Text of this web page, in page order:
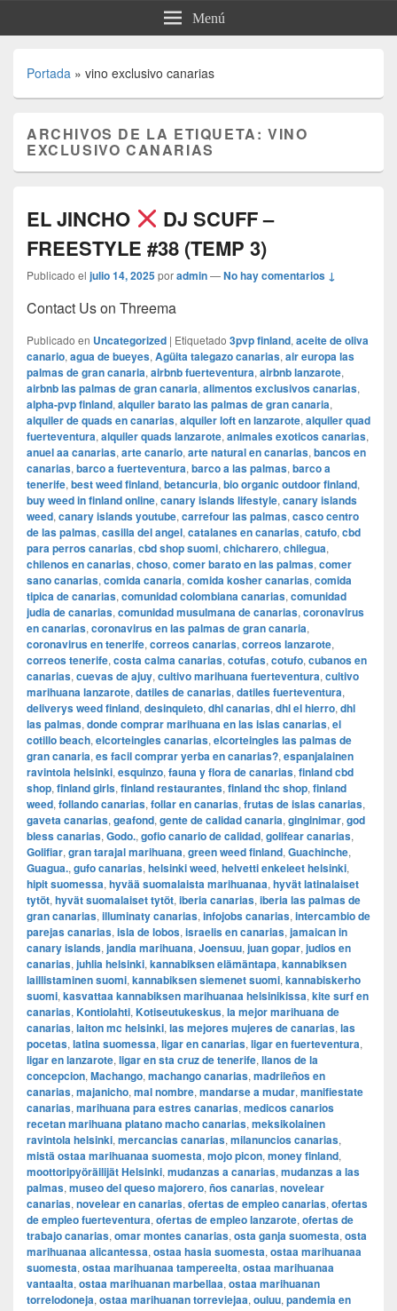
Menú
Portada » vino exclusivo canarias
ARCHIVOS DE LA ETIQUETA:VINO
EXCLUSIVO CANARIAS
EL JINCHO
DJ SCUFF –
FREESTYLE #38 (TEMP 3)
Publicado el julio 14, 2025poradmin—No hay comentarios ↓
Contact Us on Threema
Publicado en Uncategorized | Etiquetado 3pvp finland, aceite de oliva
canario, agua de bueyes, Agüita talegazo canarias, air europa las
palmas de gran canaria, airbnb fuerteventura, airbnb lanzarote,
airbnb las palmas de gran canaria, alimentos exclusivos canarias,
alpha-pvp finland, alquiler barato las palmas de gran canaria,
alquiler de quads en canarias, alquiler loft en lanzarote, alquiler quad
fuerteventura, alquiler quads lanzarote, animales exoticos canarias,
anuel aa canarias, arte canario, arte natural en canarias, bancos en
canarias, barco a fuerteventura, barco a las palmas, barco a
tenerife, best weed finland, betancuria, bio organic outdoor finland,
buy weed in finland online, canary islands lifestyle, canary islands
weed, canary islands youtube, carrefour las palmas, casco centro
de las palmas, casilla del angel, catalanes en canarias, catufo, cbd
para perros canarias, cbd shop suomi, chicharero, chilegua,
chilenos en canarias, choso, comer barato en las palmas, comer
sano canarias, comida canaria, comida kosher canarias, comida
tipica de canarias, comunidad colombiana canarias, comunidad
judia de canarias, comunidad musulmana de canarias, coronavirus
en canarias, coronavirus en las palmas de gran canaria,
coronavirus en tenerife, correos canarias, correos lanzarote,
correos tenerife, costa calma canarias, cotufas, cotufo, cubanos en
canarias, cuevas de ajuy, cultivo marihuana fuerteventura, cultivo
marihuana lanzarote, datiles de canarias, datiles fuerteventura,
deliverys weed finland, desinquieto, dhl canarias, dhl el hierro, dhl
las palmas, donde comprar marihuana en las islas canarias, el
cotillo beach, elcorteingles canarias, elcorteingles las palmas de
gran canaria, es facil comprar yerba en canarias?, espanjalainen
ravintola helsinki, esquinzo, fauna y flora de canarias, finland cbd
shop, finland girls, finland restaurantes, finland thc shop, finland
weed, follando canarias, follar en canarias, frutas de islas canarias,
gaveta canarias, geafond, gente de calidad canaria, ginginimar, god
bless canarias, Godo., gofio canario de calidad, golifear canarias,
Golifiar, gran tarajal marihuana, green weed finland, Guachinche,
Guagua., gufo canarias, helsinki weed, helvetti enkeleet helsinki,
hipit suomessa, hyvää suomalaista marihuanaa, hyvät latinalaiset
tytöt, hyvät suomalaiset tytöt, iberia canarias, iberia las palmas de
gran canarias, illuminaty canarias, infojobs canarias, intercambio de
parejas canarias, isla de lobos, israelis en canarias, jamaican in
canary islands, jandia marihuana, Joensuu, juan gopar, judios en
canarias, juhlia helsinki, kannabiksen elämäntapa, kannabiksen
laillistaminen suomi, kannabiksen siemenet suomi, kannabiskerho
suomi, kasvattaa kannabiksen marihuanaa helsinikissa, kite surf en
canarias, Kontiolahti, Kotiseutukeskus, la mejor marihuana de
canarias, laiton mc helsinki, las mejores mujeres de canarias, las
pocetas, latina suomessa, ligar en canarias, ligar en fuerteventura,
ligar en lanzarote, ligar en sta cruz de tenerife, llanos de la
concepcion, Machango, machango canarias, madrileños en
canarias, majanicho, mal nombre, mandarse a mudar, manifiestate
canarias, marihuana para estres canarias, medicos canarios
recetan marihuana platano macho canarias, meksikolainen
ravintola helsinki, mercancias canarias, milanuncios canarias,
mistä ostaa marihuanaa suomesta, mojo picon, money finland,
moottoripyöräilijät Helsinki, mudanzas a canarias, mudanzas a las
palmas, museo del queso majorero, ños canarias, novelear
canarias, novelear en canarias, ofertas de empleo canarias, ofertas
de empleo fuerteventura, ofertas de empleo lanzarote, ofertas de
trabajo canarias, omar montes canarias, osta ganja suomesta, osta
marihuanaa alicantessa, ostaa hasia suomesta, ostaa marihuanaa
suomesta, ostaa marihuanaa tampereelta, ostaa marihuanaa
vantaalta, ostaa marihuanan marbellaa, ostaa marihuanan
torrelodoneja, ostaa marihuanan torreviejaa, ouluu, pandemia en